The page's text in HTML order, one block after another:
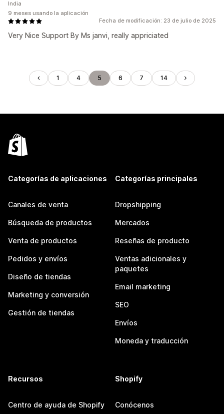
Fecha de modificación: 23 de julio de 2025
Very Nice Support By Ms janvi, really appriciated
India
9 meses usando la aplicación
1 4 5 6 7 14
Categorías de aplicaciones
Canales de venta
Búsqueda de productos
Venta de productos
Pedidos y envíos
Diseño de tiendas
Marketing y conversión
Gestión de tiendas
Categorías principales
Dropshipping
Mercados
Reseñas de producto
Ventas adicionales y
paquetes
Email marketing
SEO
Envíos
Moneda y traducción
Recursos
Centro de ayuda de Shopify
Shopify
Conócenos